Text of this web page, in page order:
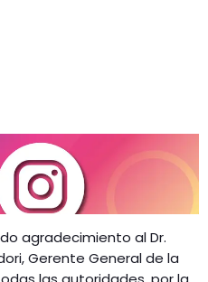
agradecimiento al Dr.
Gerente General de la